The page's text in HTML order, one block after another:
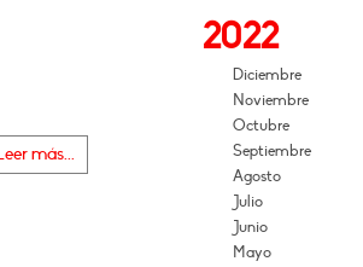
más...
2022
Diciembre
Noviembre
Octubre
Septiembre
Agosto
Julio
Junio
Mayo